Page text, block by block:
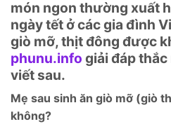
món ngon thường xuất
ngày tết ở các gia đình
giò mỡ, thịt đông được
phunu.info giải đáp
viết sau.
Mẹ sau sinh ăn giò mỡ (giò
không?